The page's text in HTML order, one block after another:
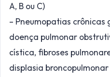
A, B ou C)
– Pneumopatias crônicas
doença pulmonar
cística, fibroses
displasia